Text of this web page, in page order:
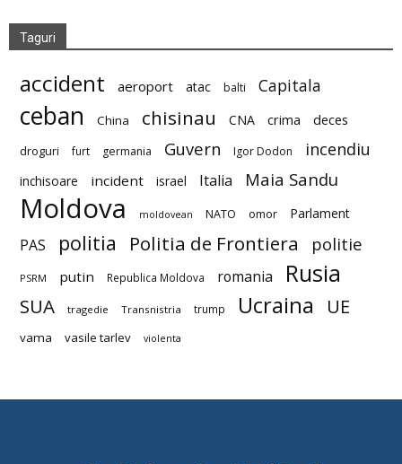
Taguri
accident aeroport atac balti Capitala
ceban China chisinau CNA crima deces
droguri furt germania Guvern Igor Dodon incendiu
inchisoare incident israel Italia Maia Sandu
Moldova moldovean NATO omor Parlament
PAS politia Politia de Frontiera politie
PSRM putin Republica Moldova romania Rusia
SUA tragedie Transnistria trump Ucraina UE
vama vasile tarlev violenta